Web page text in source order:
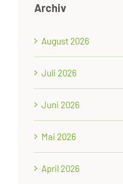
Archiv
August 2026
Juli 2026
Juni 2026
Mai 2026
April 2026